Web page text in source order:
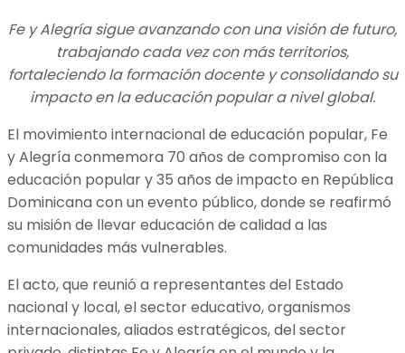
Fe y Alegría sigue avanzando con una visión de futuro,
trabajando cada vez con más territorios,
fortaleciendo la formación docente y consolidando su
impacto en la educación popular a nivel global.
El movimiento internacional de educación popular, Fe
y Alegría conmemora 70 años de compromiso con la
educación popular y 35 años de impacto en República
Dominicana con un evento público, donde se reafirmó
su misión de llevar educación de calidad a las
comunidades más vulnerables.
El acto, que reunió a representantes del Estado
nacional y local, el sector educativo, organismos
internacionales, aliados estratégicos, del sector